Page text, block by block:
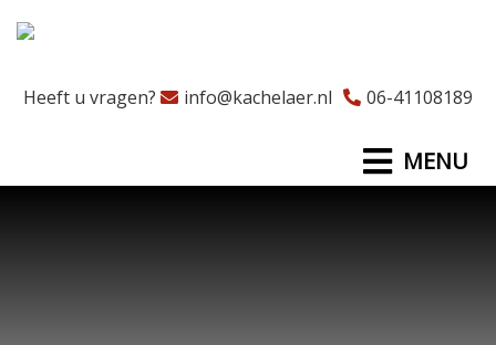
Heeft u vragen? info@kachelaer.nl 06-41108189
MENU